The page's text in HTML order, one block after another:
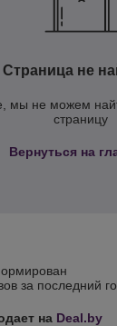
Страница не
мы не можем
страницу
Вернуться на
за последний
на Deal.by